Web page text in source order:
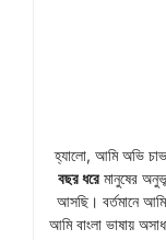
হ্যালো, আমি অভি
বছর ধরে মানুষের
আসছি। বর্তমানে আমি
আমি বাংলা ভাষায়